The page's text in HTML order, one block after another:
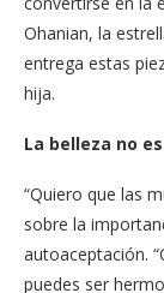
Ohanian, la
entrega estas
hija.
La belleza no
“Quiero que las
sobre la
autoaceptación.
puedes ser